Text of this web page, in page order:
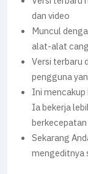
dan video
Muncul
alat-alat
Versi terbaru
pengguna
Ini
Ia bekerja
Sekarang
mengeditnya